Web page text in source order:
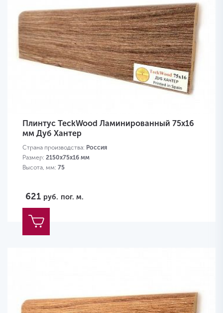
Плинтус TeckWood Ламинированный 75х16
мм Дуб Хантер
Страна производства: Россия
Размер: 2150х75х16 мм
Высота, мм: 75
621 руб. пог. м.